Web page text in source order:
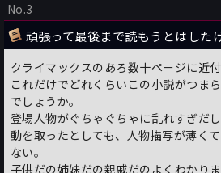
No.3
頑張って最後まで読もうとはした
クライマックスのあろ数十ページに近
これだけでどれくらいこの小説がつま
でしょうか。
登場人物がぐちゃぐちゃに乱れすぎだ
動を取ったとしても、人物描写が薄く
ない。
子供だの姉妹だの親戚だのよくわかり